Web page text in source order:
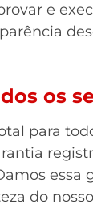
e
os
para
essa
do